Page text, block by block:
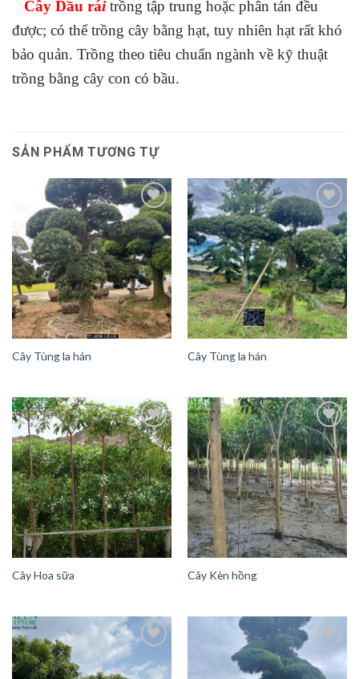
Cây Dầu ráitrồng tập trung hoặc phân tán đều
được; có thể trồng cây bằng hạt, tuy nhiên hạt rất khó
bảo quản. Trồng theo tiêu chuẩn ngành về kỹ thuật
trồng bằng cây con có bầu.
SẢN PHẨM TƯƠNG TỰ
Add to
Wishlist
Cây Tùng la hán
Add to
Wishlist
Cây Tùng la hán
Add to
Wishlist
Cây Hoa sữa
Add to
Wishlist
Cây Kèn hồng